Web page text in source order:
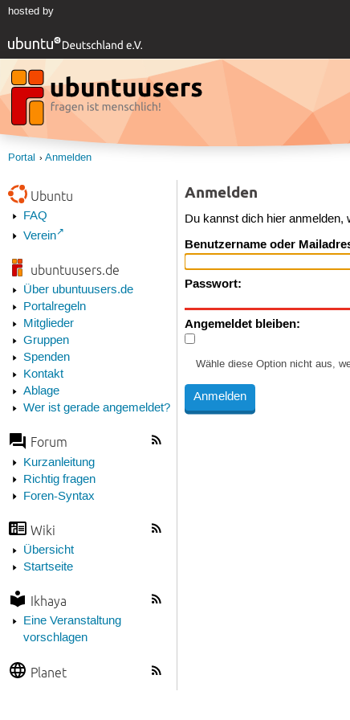
hosted by
Portal Anmelden
Ubuntu
FAQ
Verein
ubuntuusers.de
Über ubuntuusers.de
Portalregeln
Mitglieder
Gruppen
Spenden
Kontakt
Ablage
Wer ist gerade angemeldet?
Forum
Kurzanleitung
Richtig fragen
Foren-Syntax
Wiki
Übersicht
Startseite
Ikhaya
Eine Veranstaltung
vorschlagen
Planet
Anmelden
Du kannst dich hier anmelden,
Benutzername oder
Passwort:
Angemeldet bleiben:
Wähle diese Option nicht aus,